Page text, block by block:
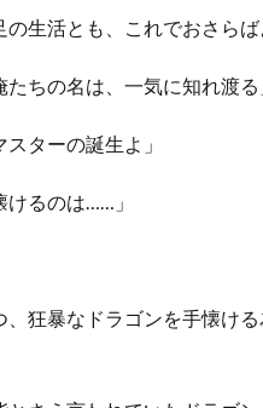
生活とも、これでおさらば
ちの名は、一気に知れ渡る
ターの誕生よ」
けるのは……」
狂暴なドラゴンを手懐け